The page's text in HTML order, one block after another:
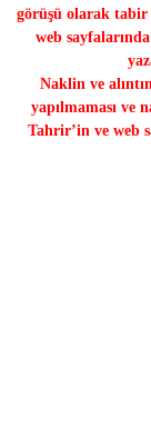
görüşü olarak
web
Naklin ve
yapılmaması ve
Tahrir’in ve web